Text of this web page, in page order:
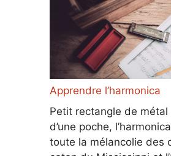
Apprendre l’harmonica
Petit rectangle de métal
d’une poche,
toute la mélancolie des